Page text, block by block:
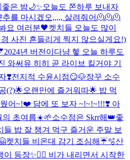
좋은 밤🌙✨오늘도 쫀하루 보내자
를 마시겠오,,,,, 살려줘어🫠🫠🫠
요 여러분🖤켓치들 오늘도 많이
사진 흔들리게 찍지 않으실게요!)
2024년 버전이다냥 헿 오늘 하루도
와써유 히히 곧 라이브 킬거야 기
❣️전지적 수윤시점😏🐶장꾸 소수
(?)🌟오랜만에 즐거워따🌟 밥 먹
어~!❤️ 담에 또 보자 ~!~!~!!!❣️ 아
의 초여름☀️🌱소수점은 Skrr해👑좋
들 밥 잘 챙겨 먹구 즐거운 주말 보
켓치들 비온대 감기 조심해☔️🫧산
등장✨🤦‍♀️ 비가 내리면서 시작한